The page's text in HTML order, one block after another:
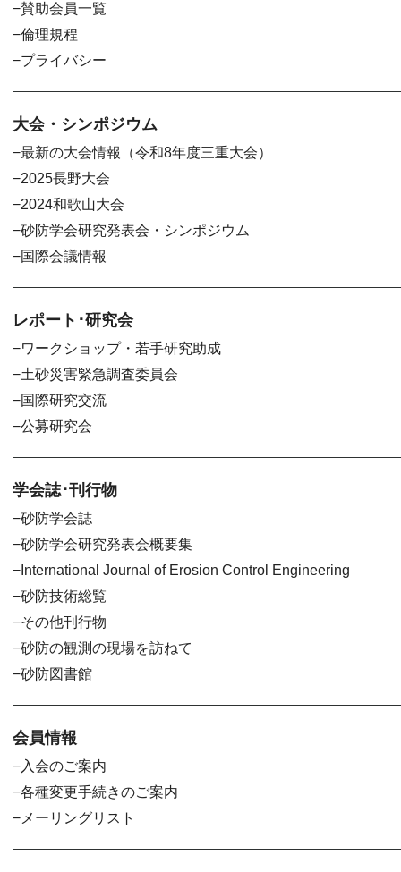
賛助会員一覧
倫理規程
プライバシー
大会・シンポジウム
最新の大会情報（令和8年度三重大会）
2025長野大会
2024和歌山大会
砂防学会研究発表会・シンポジウム
国際会議情報
レポート･研究会
ワークショップ・若手研究助成
土砂災害緊急調査委員会
国際研究交流
公募研究会
学会誌･刊行物
砂防学会誌
砂防学会研究発表会概要集
International Journal of Erosion Control Engineering
砂防技術総覧
その他刊行物
砂防の観測の現場を訪ねて
砂防図書館
会員情報
入会のご案内
各種変更手続きのご案内
メーリングリスト